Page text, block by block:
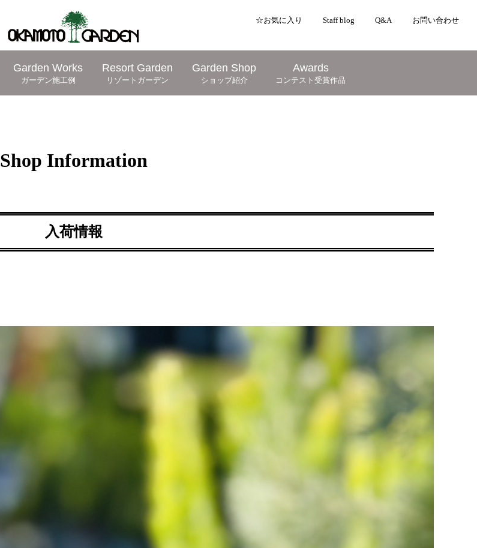
☆お気に入り Staff blog Q&A お問い合わせ
Garden Works
ガーデン施工例
Resort Garden
リゾートガーデン
Garden Shop
ショップ紹介
Awards
コンテスト受賞作品
Shop Information
入荷情報